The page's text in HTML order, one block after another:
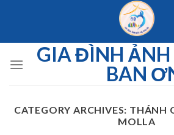
GIA ĐÌNH
BAN
CATEGORY ARCHIVES: THÁNH
MOLLA